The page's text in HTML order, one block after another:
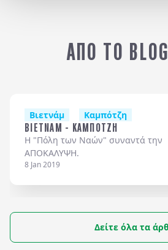
ΑΠΟ ΤΟ
Βιετνάμ Καμπότζη
ΒΙΕΤΝΑΜ - ΚΑΜΠΟΤΖΗ
Η "Πόλη των Ναών" συναντά την
ΑΠΟΚΑΛΥΨΗ.
8 Jan 2019
Δείτε όλα τα